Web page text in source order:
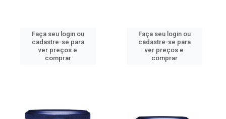
Faça seu login ou
cadastre-se para
ver preços e
comprar
Faça seu login ou
cadastre-se para
ver preços e
comprar